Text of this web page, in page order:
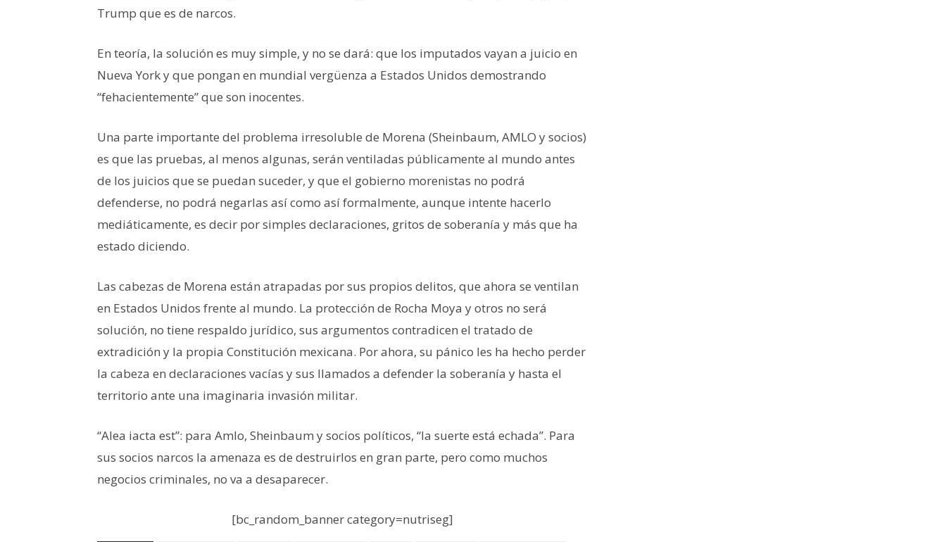
Trump que es de narcos.
En teoría, la solución es muy simple, y no se dará: que los imputados vayan a juicio en
Nueva York y que pongan en mundial vergüenza a Estados Unidos demostrando
“fehacientemente” que son inocentes.
Una parte importante del problema irresoluble de Morena (Sheinbaum, AMLO y socios)
es que las pruebas, al menos algunas, serán ventiladas públicamente al mundo antes
de los juicios que se puedan suceder, y que el gobierno morenistas no podrá
defenderse, no podrá negarlas así como así formalmente, aunque intente hacerlo
mediáticamente, es decir por simples declaraciones, gritos de soberanía y más que ha
estado diciendo.
Las cabezas de Morena están atrapadas por sus propios delitos, que ahora se ventilan
en Estados Unidos frente al mundo. La protección de Rocha Moya y otros no será
solución, no tiene respaldo jurídico, sus argumentos contradicen el tratado de
extradición y la propia Constitución mexicana. Por ahora, su pánico les ha hecho perder
la cabeza en declaraciones vacías y sus llamados a defender la soberanía y hasta el
territorio ante una imaginaria invasión militar.
“Alea iacta est”: para Amlo, Sheinbaum y socios políticos, “la suerte está echada”. Para
sus socios narcos la amenaza es de destruirlos en gran parte, pero como muchos
negocios criminales, no va a desaparecer.
[bc_random_banner category=nutriseg]